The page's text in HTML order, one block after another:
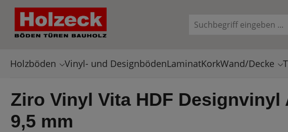
Zur Suche springen
Holzböden Vinyl- und DesignbödenLaminatKorkWand/Decke
Ziro Vinyl Vita HDF Designvinyl
9,5 mm